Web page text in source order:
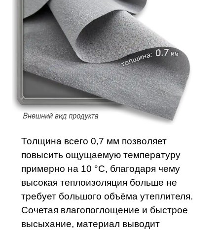
Толщина всего 0,7 мм позволяет
повысить ощущаемую температуру
примерно на 10 °C, благодаря чему
высокая теплоизоляция больше не
требует большого объёма утеплителя.
Сочетая влагопоглощение и быстрое
высыхание, материал выводит